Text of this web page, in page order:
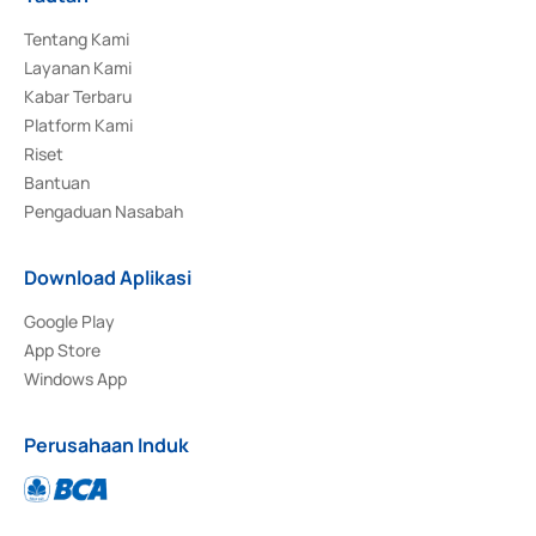
Tentang Kami
Layanan Kami
Kabar Terbaru
Platform Kami
Riset
Bantuan
Pengaduan Nasabah
Download Aplikasi
Google Play
App Store
Windows App
Perusahaan Induk